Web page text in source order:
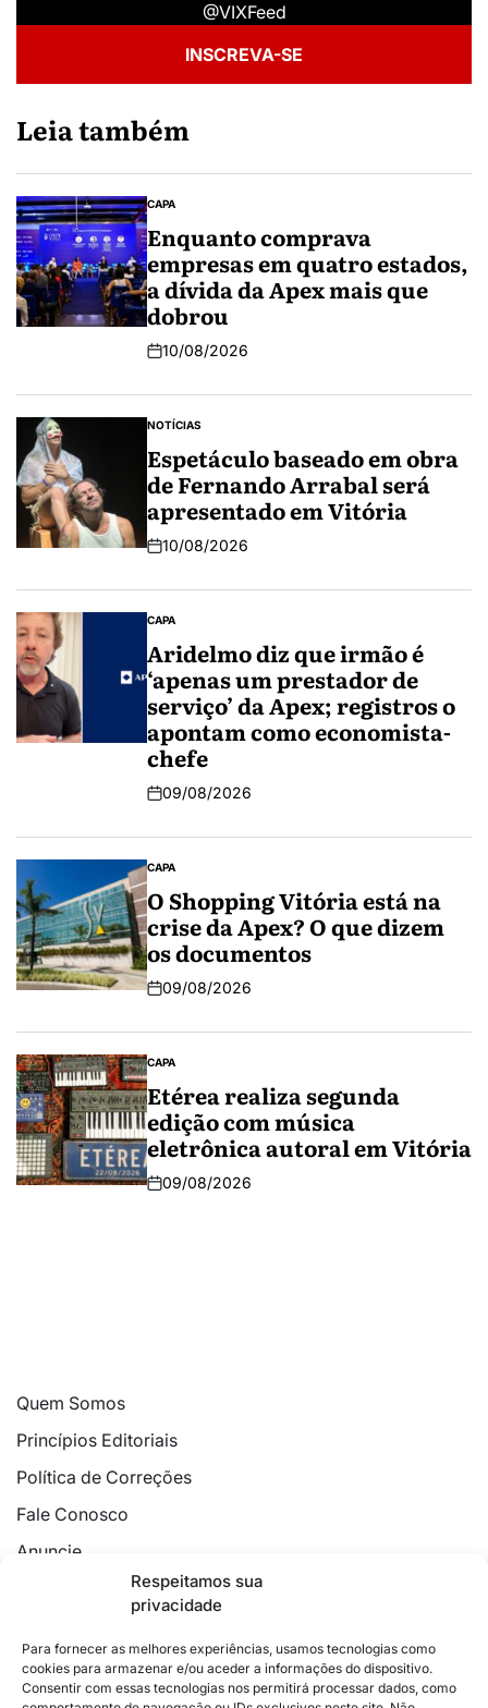
Respeitamos sua
privacidade
Para fornecer as melhores experiências, usamos tecnologias como
cookies para armazenar e/ou aceder a informações do dispositivo.
Consentir com essas tecnologias nos permitirá processar dados, como
@VIXFeed
INSCREVA-SE
Leia também
CAPA
Enquanto comprava
empresas em quatro estados,
a dívida da Apex mais que
dobrou
10/08/2026
NOTÍCIAS
Espetáculo baseado em obra
de Fernando Arrabal será
apresentado em Vitória
10/08/2026
CAPA
Aridelmo diz que irmão é
‘apenas um prestador de
serviço’ da Apex; registros o
apontam como economista-
chefe
09/08/2026
CAPA
O Shopping Vitória está na
crise da Apex? O que dizem
os documentos
09/08/2026
CAPA
Etérea realiza segunda
edição com música
eletrônica autoral em Vitória
09/08/2026
Quem Somos
Princípios Editoriais
Política de Correções
Fale Conosco
Anuncie
Política de Cookies